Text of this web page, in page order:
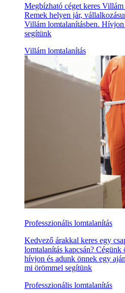
Megbízható céget keres
Remek helyen jár,
Villám lomtalanításben.
segítünk
Villám lomtalanítás
Professzionális lomtalanítás
Kedvező árakkal keres egy
lomtalanítás kapcsán? Cégünk
hívjon és adunk önnek egy
mi örömmel segítünk
Professzionális lomtalanítás